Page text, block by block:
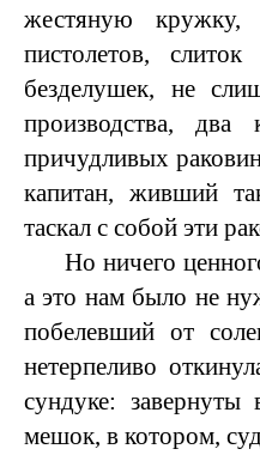
жестяную кружку,
пистолетов,
безделушек, не
производства,
причудливых
капитан, живший
таскал с собой эти
Но ничего
а это нам было не
побелевший от
нетерпеливо
сундуке:
мешок, в котором,